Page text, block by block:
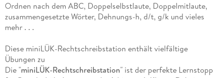
Ordnen nach dem ABC, Doppelselbstlaute, Doppelmitlaute,
zusammengesetzte Wörter, Dehnungs-h, d/t, g/k und vieles
mehr . . .
Diese miniLÜK-Rechtschreibstation enthält vielfältige
Übungen zu
Die "miniLÜK-Rechtschreibstation" ist der perfekte Lernstopp